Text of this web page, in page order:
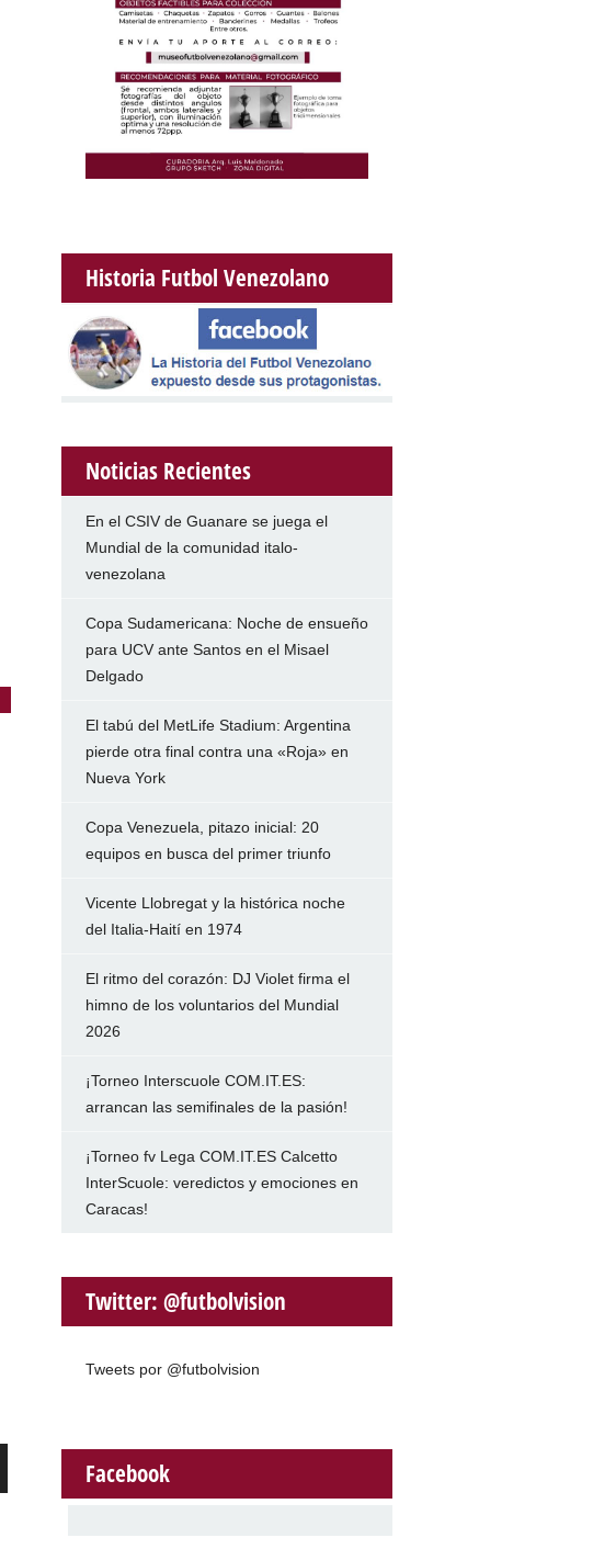
Historia Futbol Venezolano
Noticias Recientes
En el CSIV de Guanare se juega el
Mundial de la comunidad italo-
venezolana
Copa Sudamericana: Noche de ensueño
para UCV ante Santos en el Misael
Delgado
El tabú del MetLife Stadium: Argentina
pierde otra final contra una «Roja» en
Nueva York
Copa Venezuela, pitazo inicial: 20
equipos en busca del primer triunfo
Vicente Llobregat y la histórica noche
del Italia-Haití en 1974
El ritmo del corazón: DJ Violet firma el
himno de los voluntarios del Mundial
2026
¡Torneo Interscuole COM.IT.ES:
arrancan las semifinales de la pasión!
¡Torneo fv Lega COM.IT.ES Calcetto
InterScuole: veredictos y emociones en
Caracas!
Twitter: @futbolvision
Tweets por @futbolvision
Facebook